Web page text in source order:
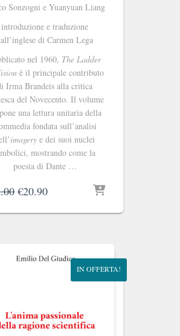
Sonzogni e Yuanyuan Liang
introduzione e traduzione
di Carmen Lega
nel 1960, The Ladder
è il principale contributo
Irma Brandeis alla critica
del Novecento. Il volume
una lettura unitaria della
fondata sull’analisi
imagery e dei suoi nuclei
mostrando come la
poesia di Dante …
Il
originale
€20.90Il
attuale
IN OFFERTA!